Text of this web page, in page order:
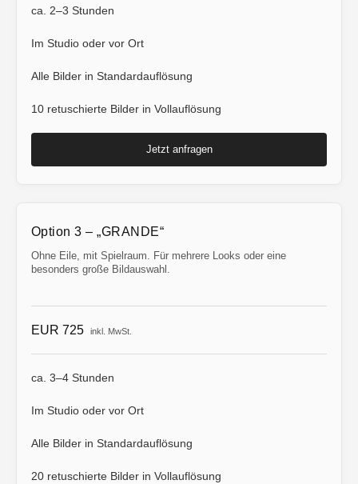
ca. 2–3 Stunden
Im Studio oder vor Ort
Alle Bilder in Standardauflösung
10 retuschierte Bilder in Vollauflösung
Jetzt anfragen
Option 3 – „GRANDE“
Ohne Eile, mit Spielraum. Für mehrere Looks oder eine
besonders große Bildauswahl.
EUR 725 inkl. MwSt.
ca. 3–4 Stunden
Im Studio oder vor Ort
Alle Bilder in Standardauflösung
20 retuschierte Bilder in Vollauflösung